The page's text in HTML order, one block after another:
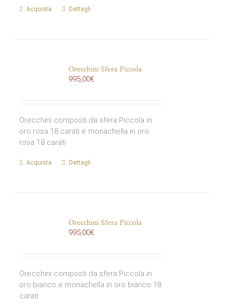
Acquista Dettagli
Orecchini Sfera Piccola
995,00€
Orecchini composti da sfera Piccola in
oro rosa 18 carati e monachella in oro
rosa 18 carati
Acquista Dettagli
Orecchini Sfera Piccola
995,00€
Orecchini composti da sfera Piccola in
oro bianco e monachella in oro bianco 18
carati